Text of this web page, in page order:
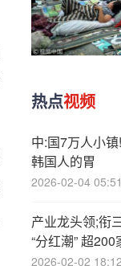
热点视频
中:国7万人小
韩国人的胃
2026-02-04
产业龙头领;衔
“分红潮” 超
拟派现466亿元
2026-02-02